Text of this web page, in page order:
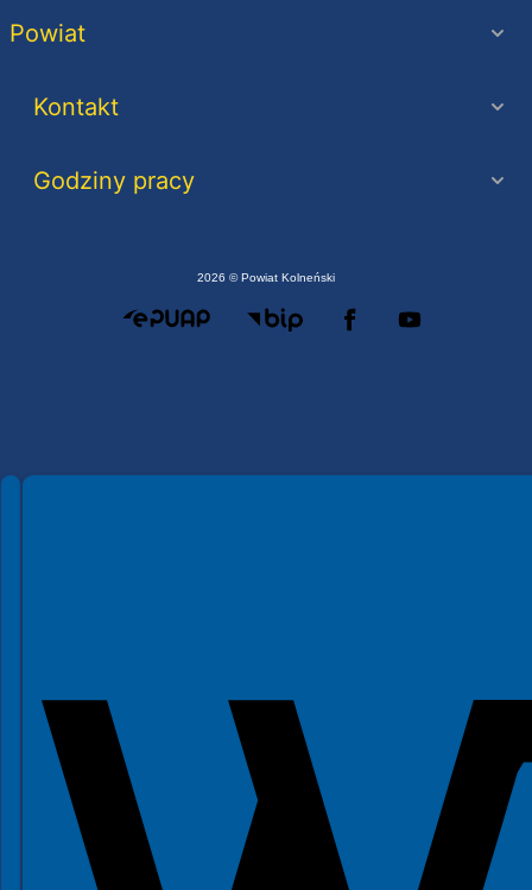
Powiat
Kontakt
Godziny pracy
2026 © Powiat Kolneński
Spełniamy standardy WCAG 2.2
Spełniamy standardy W3C